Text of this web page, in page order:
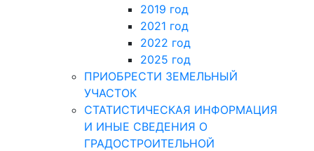
2019 год
2021 год
2022 год
2025 год
ПРИОБРЕСТИ ЗЕМЕЛЬНЫЙ
УЧАСТОК
СТАТИСТИЧЕСКАЯ ИНФОРМАЦИЯ
И ИНЫЕ СВЕДЕНИЯ О
ГРАДОСТРОИТЕЛЬНОЙ